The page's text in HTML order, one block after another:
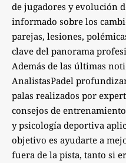
de jugadores y evolución
informado sobre los
parejas, lesiones,
clave del panorama
Además de las últimas
AnalistasPadel
palas realizados por
consejos de
y psicología deportiva
objetivo es ayudarte a
fuera de la pista, tanto si